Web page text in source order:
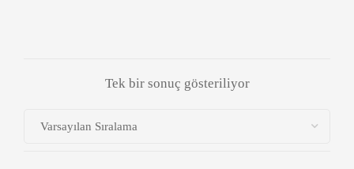
Tek bir sonuç gösteriliyor